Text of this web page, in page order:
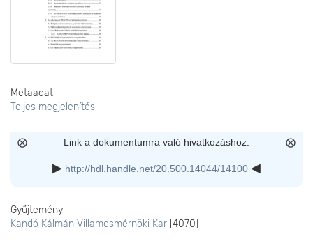
Metaadat
Teljes megjelenítés
Link a dokumentumra való hivatkozáshoz:
http://hdl.handle.net/20.500.14044/14100
Gyűjtemény
Kandó Kálmán Villamosmérnöki Kar [4070]